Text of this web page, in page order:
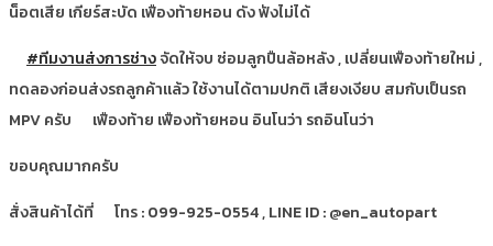
น็อตเสีย เกียร์สะบัด เฟืองท้ายหอน ดัง ฟังไม่ได้
#ทีมงานส่งการช่างจัดให้จบ ซ่อมลูกปืนล้อหลัง , เปลี่ยนเฟืองท้ายใหม่ ,
ทดลองก่อนส่งรถลูกค้าแล้ว ใช้งานได้ตามปกติ เสียงเงียบ สมกับเป็นรถ
MPV ครับ
เฟืองท้าย เฟืองท้ายหอน อินโนว่า รถอินโนว่า
ขอบคุณมากครับ
สั่งสินค้าได้ที่
โทร : 099-925-0554 , LINE ID : @en_autopart